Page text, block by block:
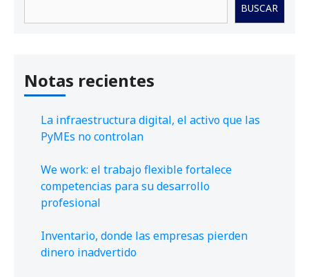
BUSCAR
Notas recientes
La infraestructura digital, el activo que las
PyMEs no controlan
We work: el trabajo flexible fortalece
competencias para su desarrollo
profesional
Inventario, donde las empresas pierden
dinero inadvertido